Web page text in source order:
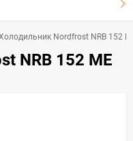
Nordfrost NRB 152
NRB 152 ME